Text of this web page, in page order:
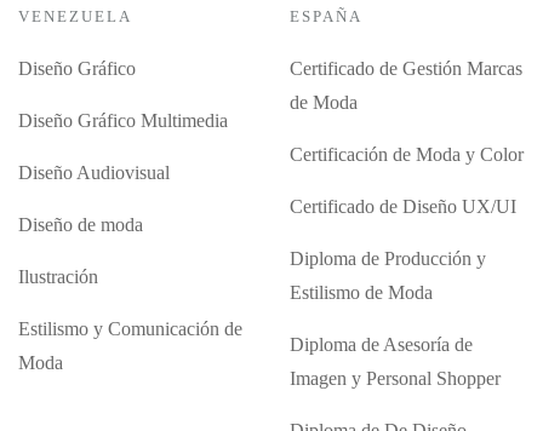
VENEZUELA
Diseño Gráfico
Diseño Gráfico Multimedia
Diseño Audiovisual
Diseño de moda
Ilustración
Estilismo y Comunicación de
Moda
ESPAÑA
Certificado de Gestión Marcas
de Moda
Certificación de Moda y Color
Certificado de Diseño UX/UI
Diploma de Producción y
Estilismo de Moda
Diploma de Asesoría de
Imagen y Personal Shopper